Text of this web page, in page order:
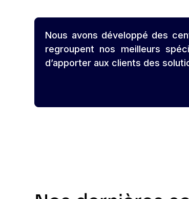
Nous avons développé des
regroupent nos meilleurs
d’apporter aux clients des